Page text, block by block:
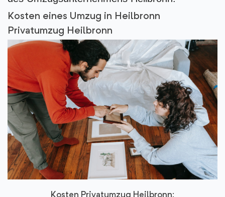
Kosten eines Umzug in Heilbronn
Privatumzug Heilbronn
Kosten Privatumzug Heilbronn: